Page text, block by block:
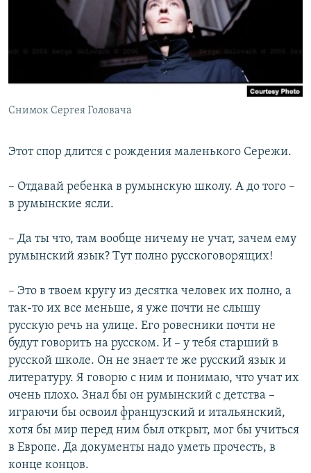
РАСПИСАНИЕ ВЕЩАНИЯ
ПОДПИШИТЕСЬ НА РАССЫЛКУ
Снимок Сергея Головача
Этот спор длится с рождения маленького Сережи.
– Отдавай ребенка в румынскую школу. А до того –
в румынские ясли.
– Да ты что, там вообще ничему не учат, зачем ему
румынский язык? Тут полно русскоговорящих!
– Это в твоем кругу из десятка человек их полно, а
так-то их все меньше, я уже почти не слышу
русскую речь на улице. Его ровесники почти не
будут говорить на русском. И – у тебя старший в
русской школе. Он не знает те же русский язык и
литературу. Я говорю с ним и понимаю, что учат их
очень плохо. Знал бы он румынский с детства –
играючи бы освоил французский и итальянский,
хотя бы мир перед ним был открыт, мог бы учиться
в Европе. Да документы надо уметь прочесть, в
конце концов.